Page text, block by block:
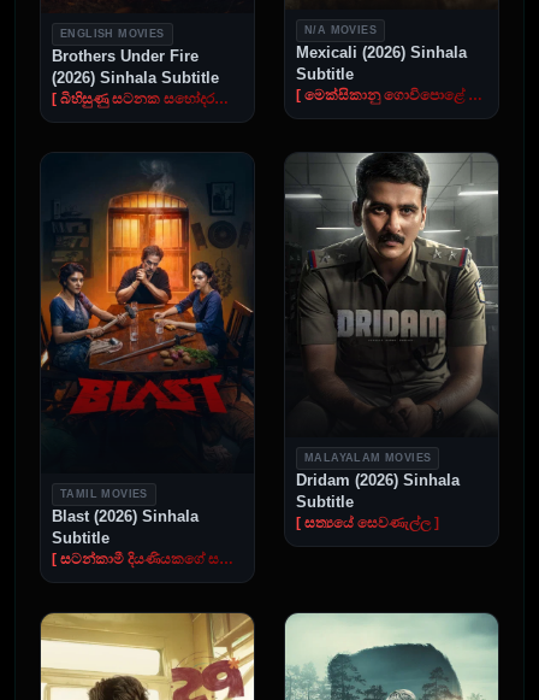
ENGLISH MOVIES
Brothers Under Fire
(2026) Sinhala Subtitle
[ බිහිසුණු සටනක සහෝදරයෝ ]
N/A MOVIES
Mexicali (2026) Sinhala
Subtitle
[ මෙක්සිකානු ගොවිපොළේ ගින්න ]
TAMIL MOVIES
Blast (2026) Sinhala
Subtitle
[ සටන්කාමී දියණියකගේ සහ අතීතයේ සැඟවුණු රහස් ]
MALAYALAM MOVIES
Dridam (2026) Sinhala
Subtitle
[ සත්‍යයේ සෙවණැල්ල ]